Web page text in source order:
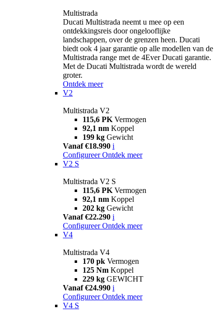
Multistrada
Ducati Multistrada neemt u mee op een
ontdekkingsreis door ongelooflijke
landschappen, over de grenzen heen. Ducati
biedt ook 4 jaar garantie op alle modellen van de
Multistrada range met de 4Ever Ducati garantie.
Met de Ducati Multistrada wordt de wereld
groter.
Ontdek meer
V2
Multistrada V2
115,6 PK Vermogen
92,1 nm Koppel
199 kg Gewicht
Vanaf €18.990 i
Configureer Ontdek meer
V2 S
Multistrada V2 S
115,6 PK Vermogen
92,1 nm Koppel
202 kg Gewicht
Vanaf €22.290 i
Configureer Ontdek meer
V4
Multistrada V4
170 pk Vermogen
125 Nm Koppel
229 kg GEWICHT
Vanaf €24.990 i
Configureer Ontdek meer
V4 S